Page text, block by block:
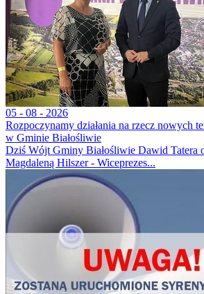
05 - 08 - 2026
Rozpoczynamy działania na rzecz nowych
w Gminie Białośliwie
Dziś Wójt Gminy Białośliwie Dawid Tatera
Magdaleną Hilszer - Wiceprezes...